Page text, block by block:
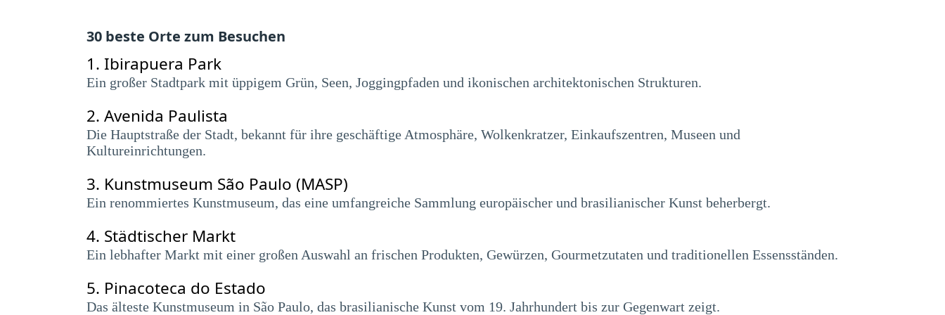
30 beste Orte zum Besuchen
1. Ibirapuera Park
Ein großer Stadtpark mit üppigem Grün, Seen, Joggingpfaden und ikonischen architektonischen Strukturen.
2. Avenida Paulista
Die Hauptstraße der Stadt, bekannt für ihre geschäftige Atmosphäre, Wolkenkratzer, Einkaufszentren, Museen und
Kultureinrichtungen.
3. Kunstmuseum São Paulo (MASP)
Ein renommiertes Kunstmuseum, das eine umfangreiche Sammlung europäischer und brasilianischer Kunst beherbergt.
4. Städtischer Markt
Ein lebhafter Markt mit einer großen Auswahl an frischen Produkten, Gewürzen, Gourmetzutaten und traditionellen Essensständen.
5. Pinacoteca do Estado
Das älteste Kunstmuseum in São Paulo, das brasilianische Kunst vom 19. Jahrhundert bis zur Gegenwart zeigt.